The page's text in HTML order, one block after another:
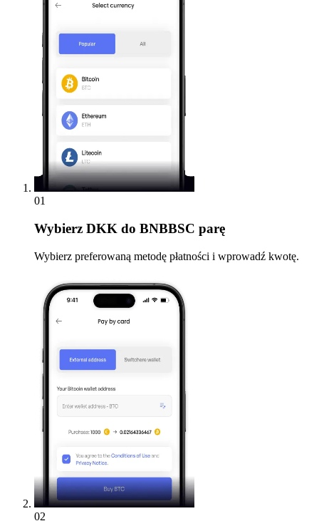
01
Wybierz DKK do BNBBSC parę
Wybierz preferowaną metodę płatności i wprowadź kwotę.
02